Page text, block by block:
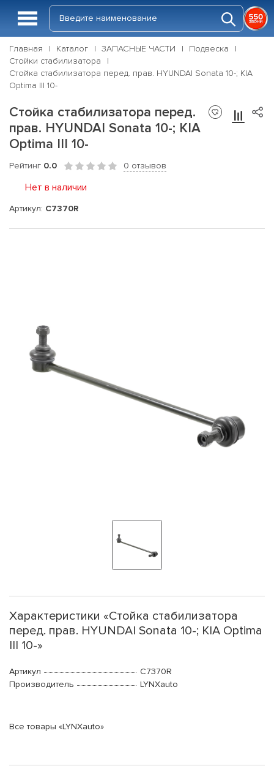
Главная Каталог ЗАПАСНЫЕ ЧАСТИ
Подвеска
Стойки стабилизатора
Стойка стабилизатора перед. прав. HYUNDAI Sonata 10-; KIA
Optima III 10-
Стойка стабилизатора перед.
прав. HYUNDAI Sonata 10-; KIA
Optima III 10-
Рейтинг 0.0 0 отзывов
Нет в наличии
Артикул: C7370R
Характеристики «Стойка стабилизатора
перед. прав. HYUNDAI Sonata 10-; KIA Optima
III 10-»
Артикул
C7370R
Производитель
LYNXauto
Все товары «LYNXauto»